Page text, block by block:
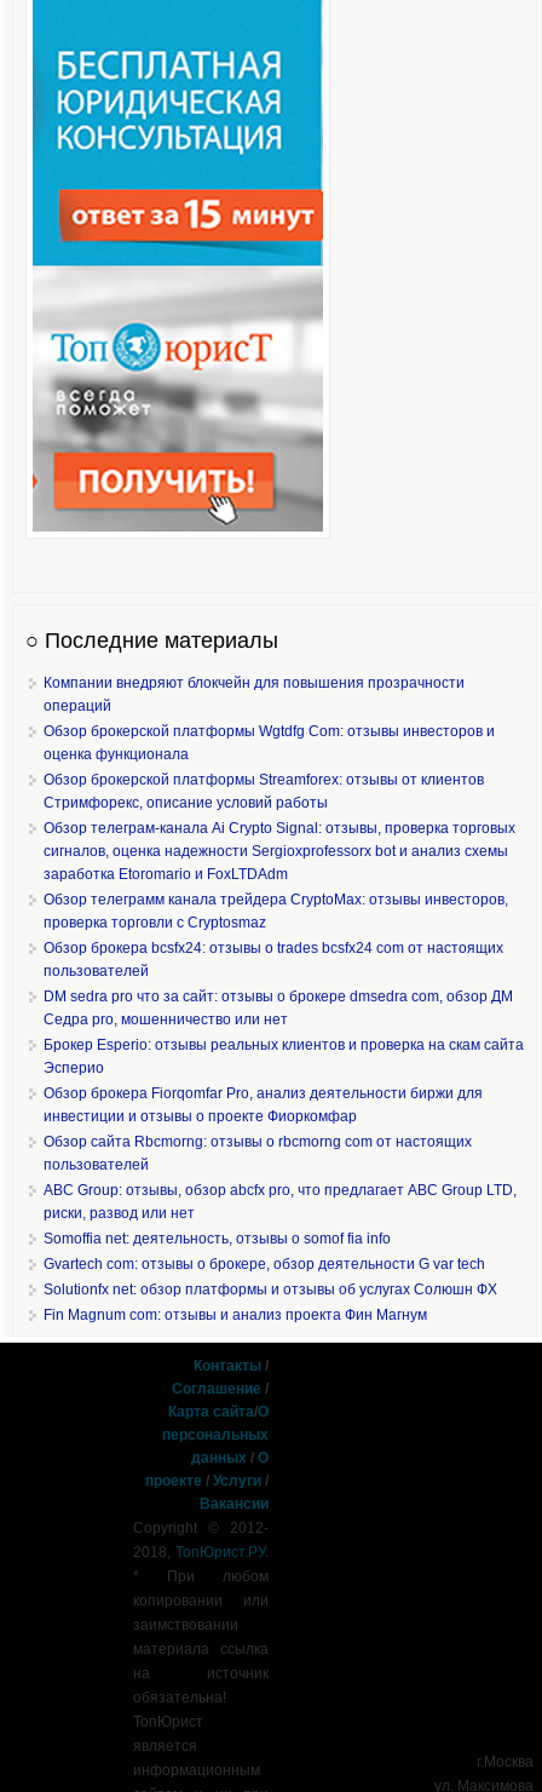
○ Последние материалы
Компании внедряют блокчейн для повышения прозрачности
операций
Обзор брокерской платформы Wgtdfg Com: отзывы инвесторов и
оценка функционала
Обзор брокерской платформы Streamforex: отзывы от клиентов
Стримфорекс, описание условий работы
Обзор телеграм-канала Ai Crypto Signal: отзывы, проверка торговых
сигналов, оценка надежности Sergioxprofessorx bot и анализ схемы
заработка Etoromario и FoxLTDAdm
Обзор телеграмм канала трейдера CryptoMax: отзывы инвесторов,
проверка торговли с Cryptosmaz
Обзор брокера bcsfx24: отзывы о trades bcsfx24 com от настоящих
пользователей
DM sedra pro что за сайт: отзывы о брокере dmsedra com, обзор ДМ
Седра pro, мошенничество или нет
Брокер Esperio: отзывы реальных клиентов и проверка на скам сайта
Эсперио
Обзор брокера Fiorqomfar Pro, анализ деятельности биржи для
инвестиции и отзывы о проекте Фиоркомфар
Обзор сайта Rbcmorng: отзывы о rbcmorng com от настоящих
пользователей
ABC Group: отзывы, обзор abcfx pro, что предлагает ABC Group LTD,
риски, развод или нет
Somoffia net: деятельность, отзывы о somof fia info
Gvartech com: отзывы о брокере, обзор деятельности G var tech
Solutionfx net: обзор платформы и отзывы об услугах Солюшн ФХ
Fin Magnum com: отзывы и анализ проекта Фин Магнум
Контакты /
Соглашение /
Карта сайта/О
персональных
данных /О
проекте /Услуги /
Вакансии
Copyright © 2012-
2018,ТопЮрист.РУ.
* При любом
копировании или
заимствовании
материала ссылка
на источник
обязательна!
ТопЮрист
является
информационным
г.Москва
ул. Максимова